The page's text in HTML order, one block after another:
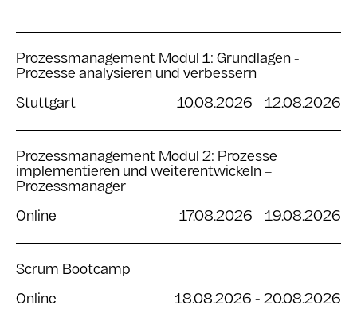
Prozessmanagement Modul 1: Grundlagen -
Prozesse analysieren und verbessern
Stuttgart 10.08.2026 - 12.08.2026
Prozessmanagement Modul 2: Prozesse
implementieren und weiterentwickeln –
Prozessmanager
Online 17.08.2026 - 19.08.2026
Scrum Bootcamp
Online 18.08.2026 - 20.08.2026